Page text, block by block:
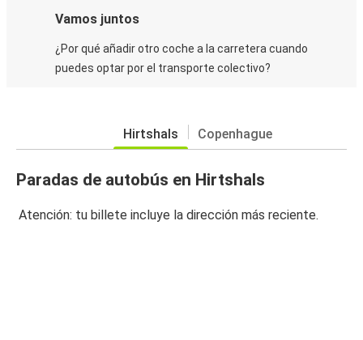
Vamos juntos
¿Por qué añadir otro coche a la carretera cuando
puedes optar por el transporte colectivo?
Hirtshals Copenhague
Paradas de autobús en Hirtshals
Atención: tu billete incluye la dirección más reciente.